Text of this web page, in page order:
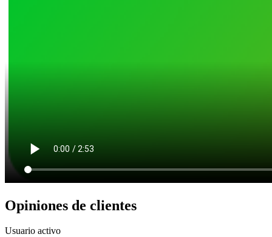
Opiniones de clientes
Usuario activo